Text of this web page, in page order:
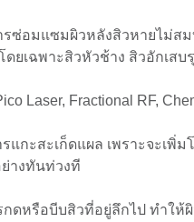
ซ่อมแซมผิวหลังสิวหายไม่ส
ยเฉพาะสิวหัวช้าง สิวอักเส
Laser, Fractional RF,
กะสะเก็ดแผล เพราะจะเพิ่
างทันท่วงที
หรือบีบสิวที่อยู่ลึกไป ทำให้